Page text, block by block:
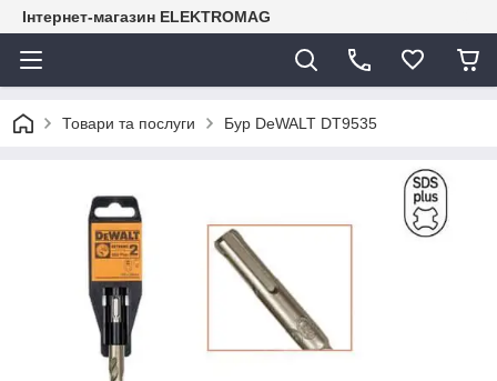
Інтернет-магазин ELEKTROMAG
Товари та послуги Бур DeWALT DT9535